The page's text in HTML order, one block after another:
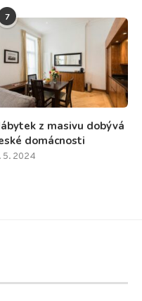
7
z masivu dobývá
domácnosti
5. 2024